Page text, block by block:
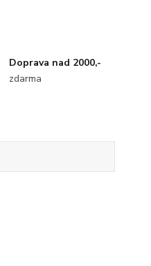
Doprava nad 2000,-
zdarma